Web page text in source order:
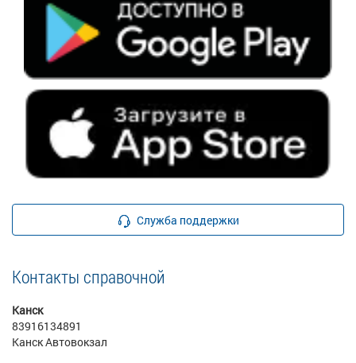
Служба поддержки
Контакты справочной
Канск
83916134891
Канск Автовокзал